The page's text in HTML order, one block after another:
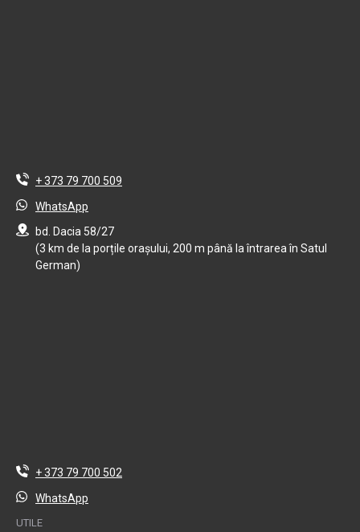
+ 373 79 700 509
WhatsApp
bd. Dacia 58/27
(3 km de la porțile orașului, 200 m până la întrarea în Satul
German)
+ 373 79 700 502
WhatsApp
UTILE